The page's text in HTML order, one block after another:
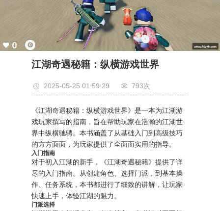
江湖奇遇秘籍：纵横游戏世界
2025-05-25 01:59:29 793次
《江湖奇遇秘籍：纵横游戏世界》是一本为江湖游
戏玩家撰写的指南，旨在帮助玩家在浩瀚的江湖世
界中纵横驰骋。本书涵盖了从基础入门到高级技巧
的方方面面，为玩家提供了全面而实用的指导。
入门指南
对于初入江湖的新手，《江湖奇遇秘籍》提供了详
尽的入门指南。从创建角色、选择门派，到基本操
作、任务系统，本书都进行了细致的讲解，让玩家
快速上手，体验江湖的魅力。
门派选择